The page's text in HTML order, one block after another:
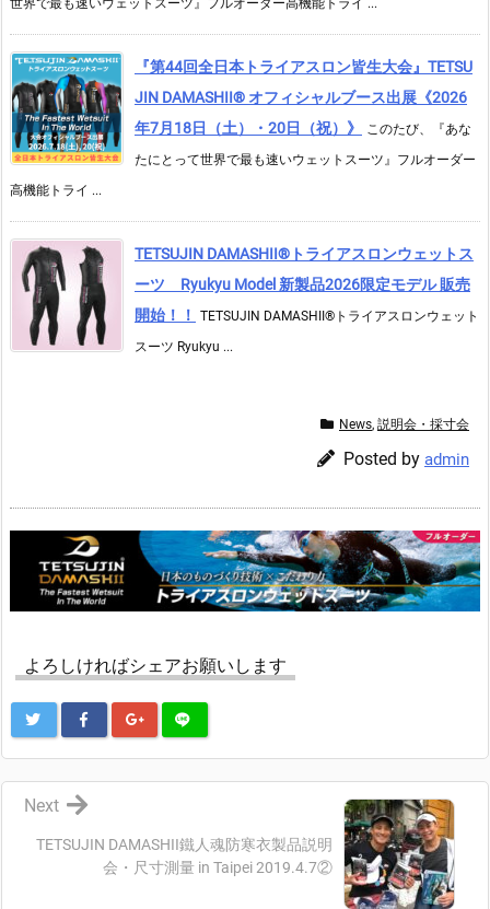
世界で最も速いウェットスーツ』フルオーダー高機能トライ ...
『第44回全日本トライアスロン皆生大会』TETSU
JIN DAMASHII® オフィシャルブース出展《2026
年7月18日（土）・20日（祝）》
このたび、『あな
たにとって世界で最も速いウェットスーツ』フルオーダー
高機能トライ ...
TETSUJIN DAMASHII®︎トライアスロンウェットス
ーツ Ryukyu Model 新製品2026限定モデル 販売
開始！！
TETSUJIN DAMASHII®︎トライアスロンウェット
スーツ Ryukyu ...
News, 説明会・採寸会
Posted by admin
よろしければシェアお願いします
TETSUJIN DAMASHII鐵人魂防寒衣製品説明
会・尺寸測量 in Taipei 2019.4.7②
Next